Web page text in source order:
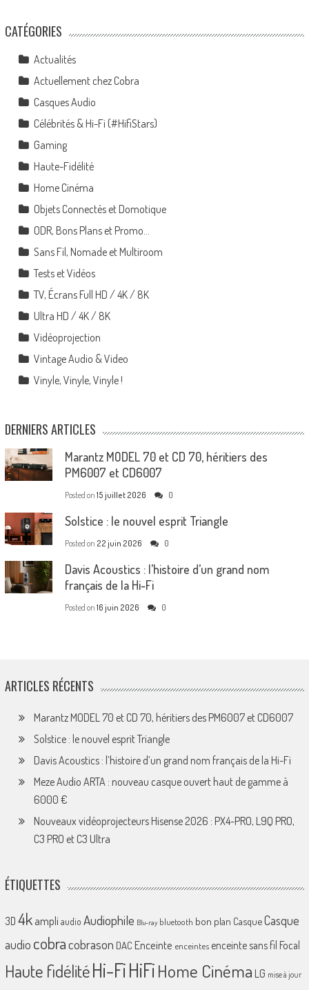
CATÉGORIES
Actualités
Actuellement chez Cobra
Casques Audio
Célébrités & Hi-Fi (#HifiStars)
Gaming
Haute-Fidélité
Home Cinéma
Objets Connectés et Domotique
ODR, Bons Plans et Promo…
Sans Fil, Nomade et Multiroom
Tests et Vidéos
TV, Écrans Full HD / 4K / 8K
Ultra HD / 4K / 8K
Vidéoprojection
Vintage Audio & Video
Vinyle, Vinyle, Vinyle !
DERNIERS ARTICLES
Marantz MODEL 70 et CD 70, héritiers des
PM6007 et CD6007
Posted on 15 juillet 2026 0
Solstice : le nouvel esprit Triangle
Posted on 22 juin 2026 0
Davis Acoustics : l’histoire d’un grand nom
français de la Hi-Fi
Posted on 16 juin 2026 0
ARTICLES RÉCENTS
Marantz MODEL 70 et CD 70, héritiers des PM6007 et CD6007
Solstice : le nouvel esprit Triangle
Davis Acoustics : l’histoire d’un grand nom français de la Hi-Fi
Meze Audio ARTA : nouveau casque ouvert haut de gamme à
6000 €
Nouveaux vidéoprojecteurs Hisense 2026 : PX4-PRO, L9Q PRO,
C3 PRO et C3 Ultra
ÉTIQUETTES
3D 4k ampliaudio Audiophile Blu-ray bluetooth bon plan CasqueCasque
audio cobracobrason DAC Enceinte enceintes enceinte sans fil Focal
Haute fidélitéHi-FiHiFiHome Cinéma LG mise à jour